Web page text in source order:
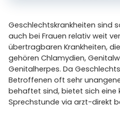
Geschlechtskrankheiten sind
auch bei Frauen relativ weit
übertragbaren Krankheiten,
gehören Chlamydien,
Genitalherpes. Da
Betroffenen oft sehr
behaftet sind, bietet sich eine
Sprechstunde via arzt-direkt